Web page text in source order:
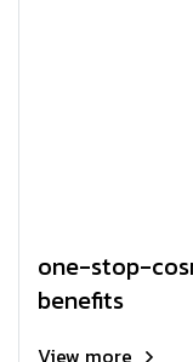
one-stop-
benefits
View more